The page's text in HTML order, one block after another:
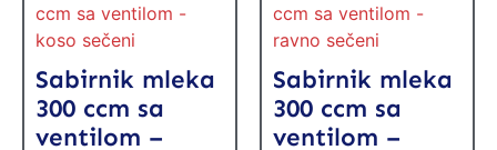
Sabirnik mleka
300 ccm sa
ventilom –
Sabirnik mleka
300 ccm sa
ventilom –